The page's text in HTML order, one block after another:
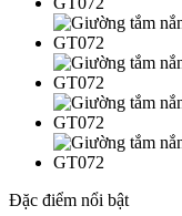
Đặc điểm nổi bật